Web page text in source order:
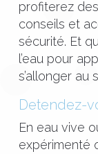
profiterez
conseils et
sécurité. Et
l’eau pour
s’allonger au
Detendez-
En eau vive
expérimenté